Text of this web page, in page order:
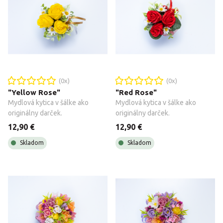
(0x)
"Yellow Rose"
Mydlová kytica v šálke ako
12,90 €
Skladom
(0x)
"Red Rose"
Mydlová kytica v šálke ako
12,90 €
Skladom